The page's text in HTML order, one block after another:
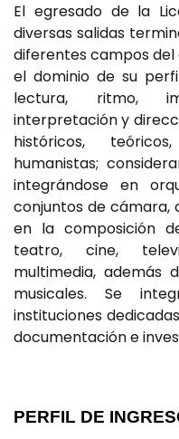
El egresado de la
diversas salidas
diferentes campos
el dominio de su
lectura, ritmo,
interpretación y
históricos,
humanistas;
integrándose en
conjuntos de cámara,
en la composición
teatro, cine,
multimedia, además
musicales. Se
instituciones
documentación e
PERFIL DE